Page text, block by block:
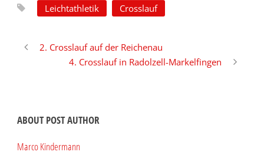
Leichtathletik Crosslauf
2. Crosslauf auf der Reichenau
4. Crosslauf in Radolzell-Markelfingen
ABOUT POST AUTHOR
Marco Kindermann